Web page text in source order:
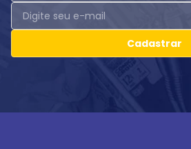
Cadastrar